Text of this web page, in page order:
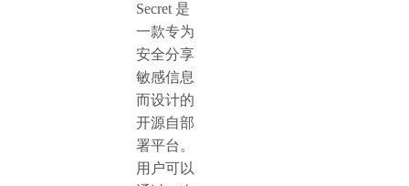
Secret 是
一款专为
安全分享
敏感信息
而设计的
开源自部
署平台。
用户可以